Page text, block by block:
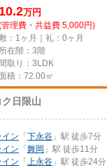
10.2万円
管理費・共益費 5,000円)
敷：1ヶ月｜礼：0ヶ月
所在階：3階
間取り：3LDK
積：72.00㎡
日限山
イン 「 下永谷 」駅 徒歩7分
イン 「 舞岡 」駅 徒歩11分
イン 「 上永谷 」駅 徒歩24分